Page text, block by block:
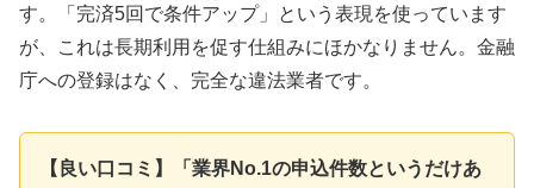
す。「完済5回で条件アップ」という表現を使っています
が、これは長期利用を促す仕組みにほかなりません。金融
庁への登録はなく、完全な違法業者です。
【良い口コミ】「業界No.1の申込件数というだけあ